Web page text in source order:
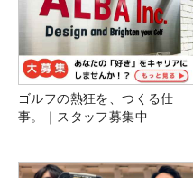
ゴルフの熱狂を、つくる仕
事。｜スタッフ募集中